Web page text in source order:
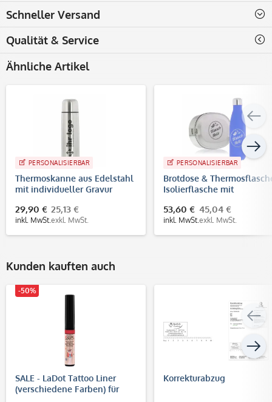
Schneller Versand
Qualität & Service
Ähnliche Artikel
PERSONALISIERBAR
Thermoskanne aus Edelstahl
mit individueller Gravur
29,90 €
inkl. MwSt.
25,13 €
exkl. MwSt.
PERSONALISIERBAR
Brotdose &
Isolierflasche mit
individueller Gravur
53,60 €
inkl. MwSt.
45,04 €
exkl. MwSt.
Kunden kauften auch
-50%
SALE - LaDot Tattoo Liner
(verschiedene Farben) für
Korrekturabzug